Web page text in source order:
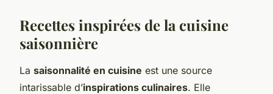
Recettes inspirées de la cuisine
saisonnière
La saisonnalité en cuisine est une source
intarissable d’inspirations culinaires. Elle